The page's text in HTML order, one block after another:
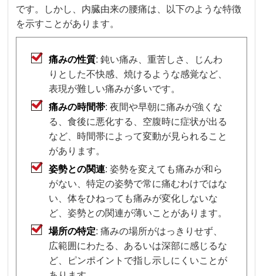
です。しかし、内臓由来の腰痛は、以下のような特徴
を示すことがあります。
痛みの性質: 鈍い痛み、重苦しさ、じんわ
りとした不快感、焼けるような感覚など、
表現が難しい痛みが多いです。
痛みの時間帯: 夜間や早朝に痛みが強くな
る、食後に悪化する、空腹時に症状が出る
など、時間帯によって変動が見られること
があります。
姿勢との関連: 姿勢を変えても痛みが和ら
がない、特定の姿勢で常に痛むわけではな
い、体をひねっても痛みが変化しないな
ど、姿勢との関連が薄いことがあります。
場所の特定: 痛みの場所がはっきりせず、
広範囲にわたる、あるいは深部に感じるな
ど、ピンポイントで指し示しにくいことが